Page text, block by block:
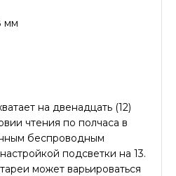
мм
на двенадцать (12)
чтения по полчаса в
беспроводным
подсветки на 13.
может варьироваться